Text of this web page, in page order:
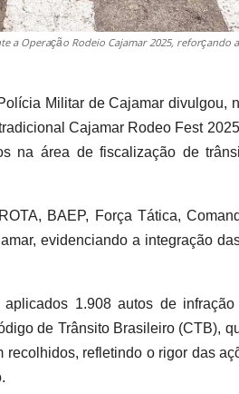
a Operação Rodeio Cajamar 2025,
Militar de Cajamar divulgou,
Cajamar Rodeo Fest
na área de fiscalização de
BAEP, Força Tática,
evidenciando a integração
1.908 autos de
de Trânsito Brasileiro (CTB),
refletindo o rigor das